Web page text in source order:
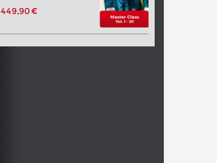
449,90 €